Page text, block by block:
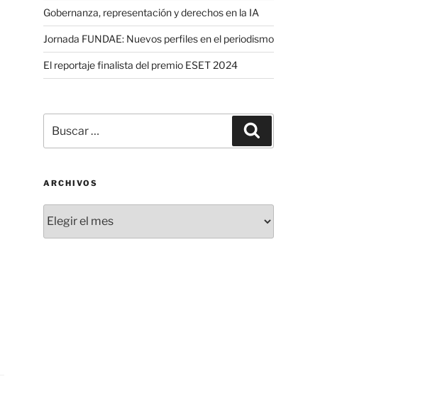
Gobernanza, representación y derechos en la IA
Jornada FUNDAE: Nuevos perfiles en el periodismo
El reportaje finalista del premio ESET 2024
por:
ARCHIVOS